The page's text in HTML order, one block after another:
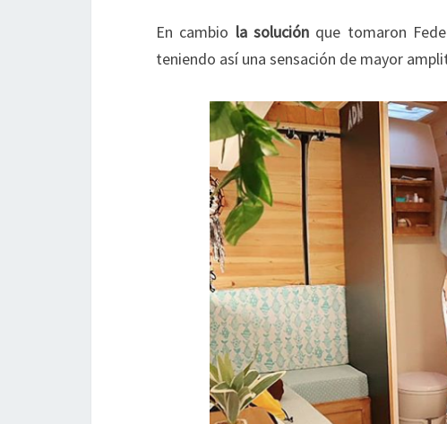
En cambio la soluciónque tomaron
teniendo así una sensación de mayor